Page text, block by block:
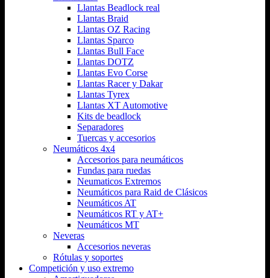
Llantas Beadlock real
Llantas Braid
Llantas OZ Racing
Llantas Sparco
Llantas Bull Face
Llantas DOTZ
Llantas Evo Corse
Llantas Racer y Dakar
Llantas Tyrex
Llantas XT Automotive
Kits de beadlock
Separadores
Tuercas y accesorios
Neumáticos 4x4
Accesorios para neumáticos
Fundas para ruedas
Neumaticos Extremos
Neumáticos para Raid de Clásicos
Neumáticos AT
Neumáticos RT y AT+
Neumáticos MT
Neveras
Accesorios neveras
Rótulas y soportes
Competición y uso extremo